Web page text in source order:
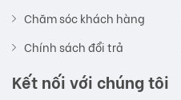
Chăm sóc khách hàng
Chính sách đổi trả
Kết nối với chúng tôi